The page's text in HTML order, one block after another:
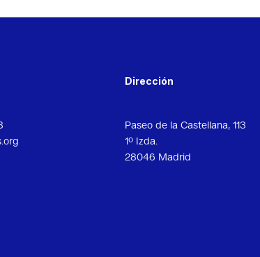
Dirección
Paseo de la Castellana, 113
1º Izda.
28046 Madrid